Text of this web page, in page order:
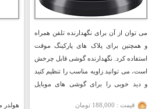
می توان از آن برای نگهدارنده تلفن همراه
و همچنین برای پلاک های پارکینگ موقت
استفاده کرد. نگهدارنده گوشی قابل چرخش
است، می توانید زاویه مناسب را تنظیم کنید
و دید خوبی را برای گوشی های موبایل
قیمت : 188,000 تومان
هولدر